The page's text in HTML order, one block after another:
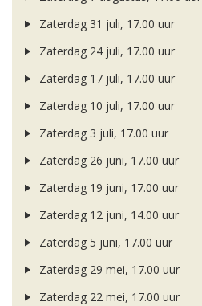
Zaterdag 31 juli, 17.00 uur
Zaterdag 24 juli, 17.00 uur
Zaterdag 17 juli, 17.00 uur
Zaterdag 10 juli, 17.00 uur
Zaterdag 3 juli, 17.00 uur
Zaterdag 26 juni, 17.00 uur
Zaterdag 19 juni, 17.00 uur
Zaterdag 12 juni, 14.00 uur
Zaterdag 5 juni, 17.00 uur
Zaterdag 29 mei, 17.00 uur
Zaterdag 22 mei, 17.00 uur